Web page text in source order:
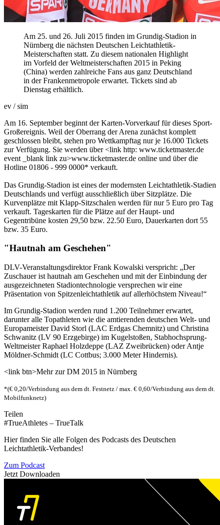
Am 25. und 26. Juli 2015 finden im Grundig-Stadion in
Nürnberg die nächsten Deutschen Leichtathletik-
Meisterschaften statt. Zu diesem nationalen Highlight
im Vorfeld der Weltmeisterschaften 2015 in Peking
(China) werden zahlreiche Fans aus ganz Deutschland
in der Frankenmetropole erwartet. Tickets sind ab
Dienstag erhältlich.
ev / sim
Am 16. September beginnt der Karten-Vorverkauf für dieses Sport-
Großereignis. Weil der Oberrang der Arena zunächst komplett
geschlossen bleibt, stehen pro Wettkampftag nur je 16.000 Tickets
zur Verfügung. Sie werden über <link http: www.ticketmaster.de
event _blank link zu>www.ticketmaster.de online und über die
Hotline 01806 - 999 0000* verkauft.
Das Grundig-Stadion ist eines der modernsten Leichtathletik-Stadien
Deutschlands und verfügt ausschließlich über Sitzplätze. Die
Kurvenplätze mit Klapp-Sitzschalen werden für nur 5 Euro pro Tag
verkauft. Tageskarten für die Plätze auf der Haupt- und
Gegentribüne kosten 29,50 bzw. 22.50 Euro, Dauerkarten dort 55
bzw. 35 Euro.
"Hautnah am Geschehen"
DLV-Veranstaltungsdirektor Frank Kowalski verspricht: „Der
Zuschauer ist hautnah am Geschehen und mit der Einbindung der
ausgezeichneten Stadiontechnologie versprechen wir eine
Präsentation von Spitzenleichtathletik auf allerhöchstem Niveau!“
Im Grundig-Stadion werden rund 1.200 Teilnehmer erwartet,
darunter alle Topathleten wie die amtierenden deutschen Welt- und
Europameister David Storl (LAC Erdgas Chemnitz) und Christina
Schwanitz (LV 90 Erzgebirge) im Kugelstoßen, Stabhochsprung-
Weltmeister Raphael Holzdeppe (LAZ Zweibrücken) oder Antje
Möldner-Schmidt (LC Cottbus; 3.000 Meter Hindernis).
<link btn>Mehr zur DM 2015 in Nürnberg
*(€ 0,20/Verbindung aus dem dt. Festnetz / max. € 0,60/Verbindung aus dem dt.
Mobilfunknetz)
Teilen
#TrueAthletes – TrueTalk
Hier finden Sie alle Folgen des Podcasts des Deutschen
Leichtathletik-Verbandes!
Zum Podcast
Jetzt Downloaden